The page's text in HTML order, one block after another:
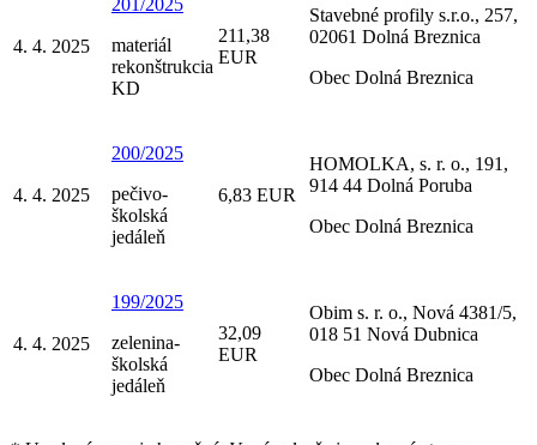
4. 4. 2025
materiál
rekonštrukcia
KD
211,38
EUR
Stavebné profily s.r.o., 257,
02061 Dolná Breznica
Obec Dolná Breznica
4. 4. 2025
200/2025
pečivo-
školská
jedáleň
6,83 EUR
HOMOLKA, s. r. o., 191,
914 44 Dolná Poruba
Obec Dolná Breznica
4. 4. 2025
199/2025
zelenina-
školská
jedáleň
32,09
EUR
Obim s. r. o., Nová 4381/5,
018 51 Nová Dubnica
Obec Dolná Breznica